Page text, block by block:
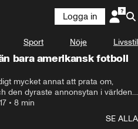
Logga in
Sport Nöje Livsstil
bara amerikansk fotboll
mycket annat att prata om,
den dyraste annonsytan i världen.
på reklambyrån King, och Anna
studion.
• 8 min
SE ALLA